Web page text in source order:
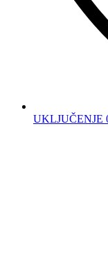
UKLJUČENJE